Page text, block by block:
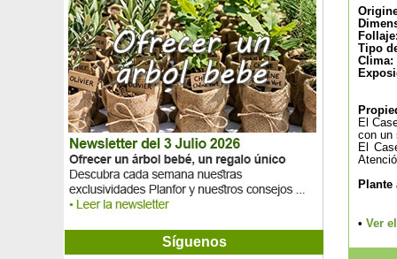
Cerezo japonés de Sargent
Cerezo Japonés llorón Kiku-shidare-zakura
Cerezo silvestre
Césped de España de flores blancas
Césped de España de flores rosas
Cestrum, jazmín rojo
Chinotto, mandarino chino
Chirimoyo
Chitalpa tashkentensis
Chopo blanco
Chopo negro
Cilantro
Ciprés de Lawson
Síguenos
Follaje:
Tipo
Clima:
El
con un
El
Plante
• Ver